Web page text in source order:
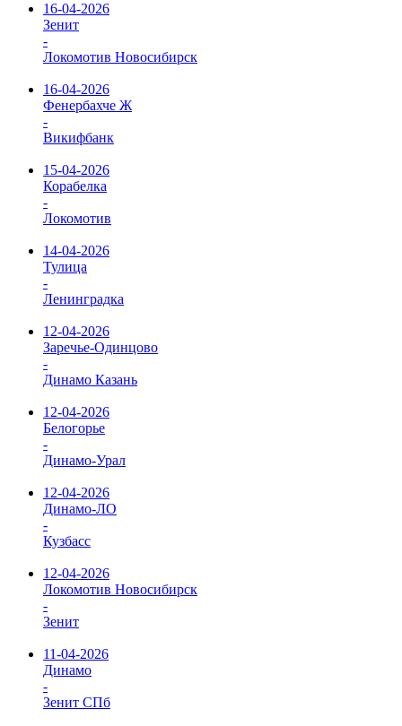
16-04-2026
Зенит
-
Локомотив Новосибирск
16-04-2026
Фенербахче Ж
-
Викифбанк
15-04-2026
Корабелка
-
Локомотив
14-04-2026
Тулица
-
Ленинградка
12-04-2026
Заречье-Одинцово
-
Динамо Казань
12-04-2026
Белогорье
-
Динамо-Урал
12-04-2026
Динамо-ЛО
-
Кузбасс
12-04-2026
Локомотив Новосибирск
-
Зенит
11-04-2026
Динамо
-
Зенит СПб